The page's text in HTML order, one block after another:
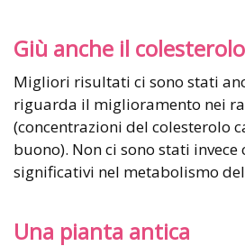
Giù anche il
Migliori risultati ci sono stati
riguarda il miglioramento nei
(concentrazioni del colesterolo
buono). Non ci sono stati
significativi nel metabolismo
Una pianta antica